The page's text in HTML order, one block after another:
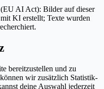
AI Act): Bilder auf dieser
KI erstellt; Texte wurden
bereitzustellen und zu
wir zusätzlich Statistik-
deine Auswahl jederzeit